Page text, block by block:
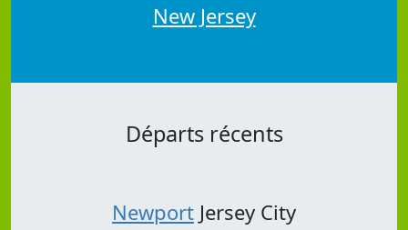
New Jersey
Départs récents
Newport Jersey City